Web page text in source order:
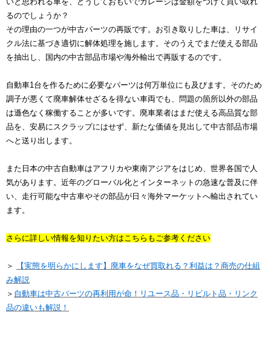
るのでしょうか？
その理由の一つが中古パーツの再販です。お引き取りした車は、リサイ
クル法に基づき適切に解体処理を施します。そのうえでまだ使える部品
を抽出し、国内の中古部品市場や海外輸出で再販するのです。
自動車1台を作るために必要なパーツは何万単位にも及びます。そのため
調子が悪くて廃車解体せざるを得ない車両でも、問題の箇所以外の部品
は遜色なく稼働することが多いです。廃車業者はまだ使える高品質な部
品を、安易にスクラップにはせず、新たな価値を見出して中古部品市場
へと送り出します。
また日本の中古自動車はアフリカや東南アジアをはじめ、世界各国で人
気があります。近年のグローバル化とインターネットの急速な普及に伴
い、走行可能な中古車やその部品が日々海外マーケットへ輸出されてい
ます。
さらに詳しい情報を知りたい方はこちらもご参考ください
＞
【実態を明らかにします】廃車をなぜ買取れる？利益は？商売の仕組
み解説
＞ 自動車は中古パーツの再利用が命！リユース品・リビルト品・リンク
品の違いも解説！